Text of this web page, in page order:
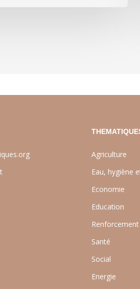
Agriculture
Eau, hygiène
Economie
Education
Santé
Social
Energie